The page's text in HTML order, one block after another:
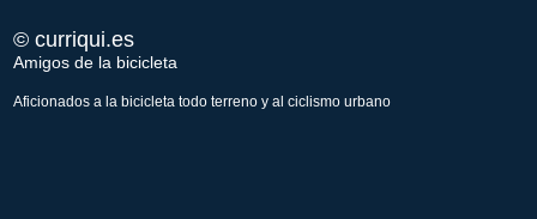
© curriqui.es
Amigos de la bicicleta
Aficionados a la bicicleta todo terreno y al ciclismo urbano